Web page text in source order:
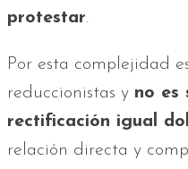
protestar.
Por esta complejidad
reduccionistas y no es
rectificación igual
relación directa y